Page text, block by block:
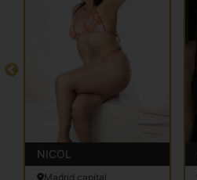
NICOL
Madrid capital